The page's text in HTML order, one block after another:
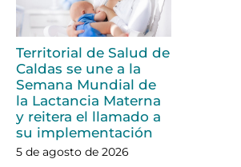
Territorial de Salud de
Caldas se une a la
Semana Mundial de
la Lactancia Materna
y reitera el llamado a
su implementación
5 de agosto de 2026